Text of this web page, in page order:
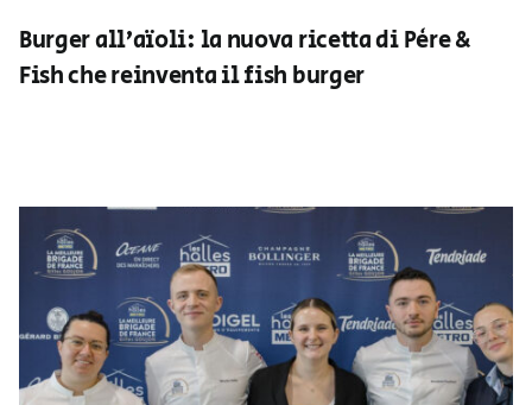
Burger all’aïoli: la nuova ricetta di Père &
Fish che reinventa il fish burger